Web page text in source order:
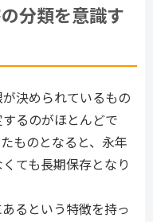
分類を意識す
決められているもの
るのがほとんどで
ものとなると、永年
ても長期保存となり
るという特徴を持っ